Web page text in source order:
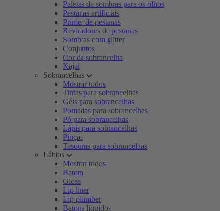
Paletas de sombras para os olhos
Pestanas artificiais
Primer de pestanas
Reviradores de pestanas
Sombras com glitter
Conjuntos
Cor da sobrancelha
Kajal
Sobrancelhas
Mostrar todos
Tintas para sobrancelhas
Géis para sobrancelhas
Pomadas para sobrancelhas
Pó para sobrancelhas
Lápis para sobrancelhas
Pinças
Tesouras para sobrancelhas
Lábios
Mostrar todos
Batom
Gloss
Lip liner
Lip plumber
Batons líquidos